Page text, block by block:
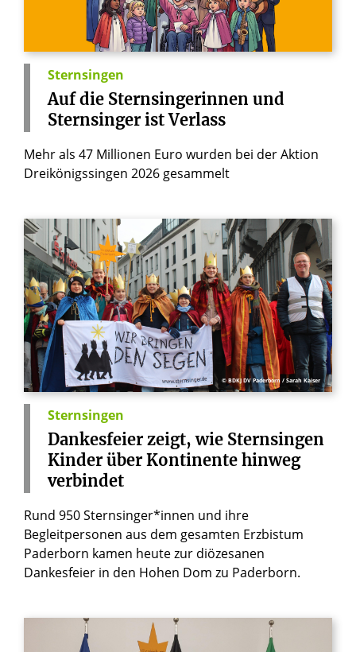
Sternsingen
Auf die Sternsingerinnen und
Sternsinger ist Verlass
Mehr als 47 Millionen Euro wurden bei der Aktion
Dreikönigssingen 2026 gesammelt
© BDKJ DV Paderborn / Sarah Kaiser
Sternsingen
Dankesfeier zeigt, wie Sternsingen
Kinder über Kontinente hinweg
verbindet
Rund 950 Sternsinger*innen und ihre
Begleitpersonen aus dem gesamten Erzbistum
Paderborn kamen heute zur diözesanen
Dankesfeier in den Hohen Dom zu Paderborn.